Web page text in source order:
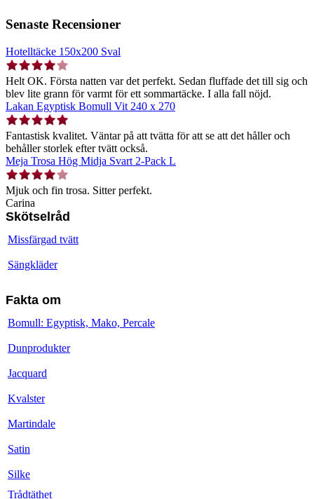
Senaste Recensioner
Hotelltäcke 150x200 Sval
Helt OK. Första natten var det perfekt. Sedan fluffade det till sig och
blev lite grann för varmt för ett sommartäcke. I alla fall nöjd.
Lakan Egyptisk Bomull Vit 240 x 270
Fantastisk kvalitet. Väntar på att tvätta för att se att det håller och
behåller storlek efter tvätt också.
Meja Trosa Hög Midja Svart 2-Pack L
Mjuk och fin trosa. Sitter perfekt.
Carina
Skötselråd
Missfärgad tvätt
Sängkläder
Fakta om
Bomull: Egyptisk, Mako, Percale
Dunprodukter
Jacquard
Kvalster
Martindale
Satin
Silke
Trådtäthet